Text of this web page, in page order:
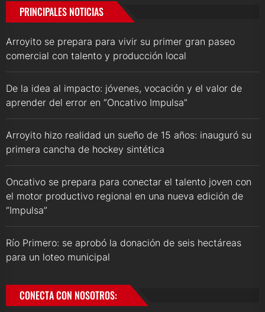
PRINCIPALES NOTICIAS
Arroyito se prepara para vivir su primer gran paseo
comercial con talento y producción local
De la idea al impacto: jóvenes, vocación y el valor de
aprender del error en “Oncativo Impulsa”
Arroyito hizo realidad un sueño de 15 años: inauguró su
primera cancha de hockey sintética
Oncativo se prepara para conectar el talento joven con
el motor productivo regional en una nueva edición de
“Impulsa”
Río Primero: se aprobó la donación de seis hectáreas
para un loteo municipal
CONECTA CON NOSOTROS: